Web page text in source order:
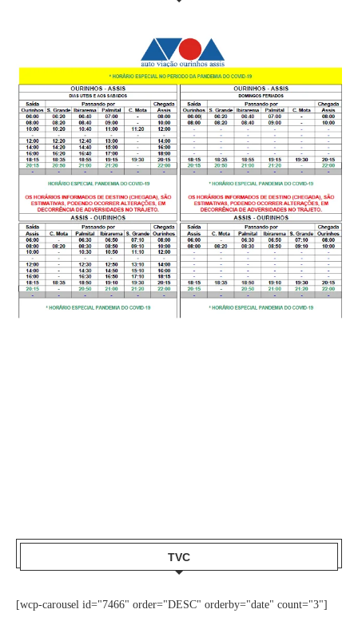
TVC
[wcp-carousel id="7466" order="DESC" orderby="date" count="3"]